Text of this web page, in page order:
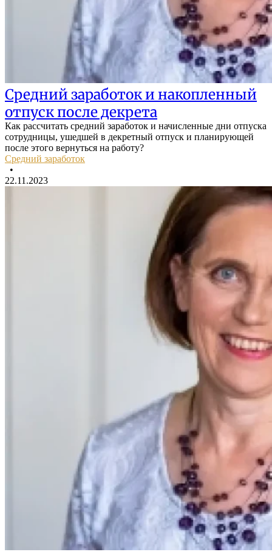
Средний заработок и накопленный
отпуск после декрета
Как рассчитать средний заработок и начисленные дни отпуска
сотрудницы, ушедшей в декретный отпуск и планирующей
после этого вернуться на работу?
Средний заработок
•
22.11.2023